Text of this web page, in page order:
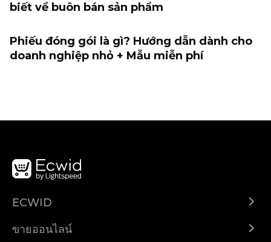
biết về buôn bán sản phẩm
Phiếu đóng gói là gì? Hướng dẫn dành cho
doanh nghiệp nhỏ + Mẫu miễn phí
ECWID
ราคา
ขายออนไลน์